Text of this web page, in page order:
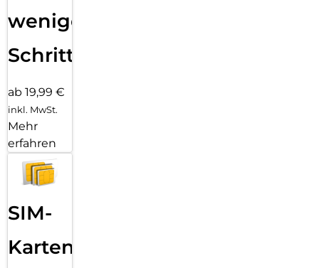
wenigen
Schritten
ab 19,99 €
inkl. MwSt.
Mehr
erfahren
SIM-
Karten